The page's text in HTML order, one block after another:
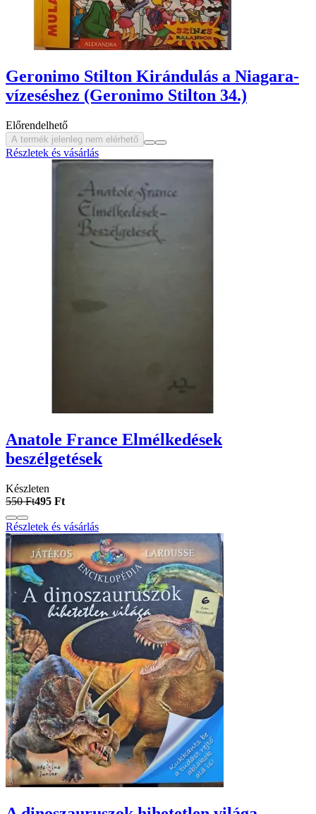
Geronimo Stilton Kirándulás a Niagara-
vízeséshez (Geronimo Stilton 34.)
Előrendelhető
A termék jelenleg nem elérhető
Részletek és vásárlás
Anatole France Elmélkedések
beszélgetések
Készleten
550 Ft495 Ft
Részletek és vásárlás